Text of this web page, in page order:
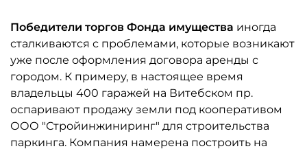
Победители торгов Фонда имущества иногда
сталкиваются с проблемами, которые возникают
уже после оформления договора аренды с
городом. К примеру, в настоящее время
владельцы 400 гаражей на Витебском пр.
оспаривают продажу земли под кооперативом
ООО "Стройинжиниринг" для строительства
паркинга. Компания намерена построить на